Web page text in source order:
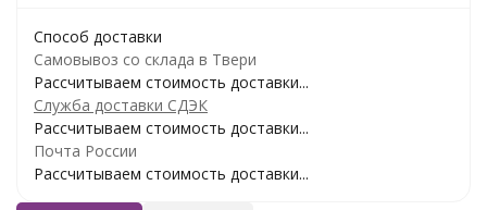
Способ доставки
Самовывоз со склада в Твери
Рассчитываем стоимость доставки...
Служба доставки СДЭК
Рассчитываем стоимость доставки...
Почта России
Рассчитываем стоимость доставки...